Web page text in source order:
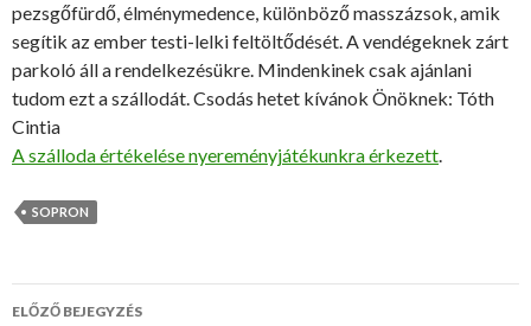
pezsgőfürdő, élménymedence, különböző masszázsok, amik
segítik az ember testi-lelki feltöltődését. A vendégeknek zárt
parkoló áll a rendelkezésükre. Mindenkinek csak ajánlani
tudom ezt a szállodát. Csodás hetet kívánok Önöknek: Tóth
Cintia
A szálloda értékelése nyereményjátékunkra érkezett.
SOPRON
ELŐZŐ BEJEGYZÉS